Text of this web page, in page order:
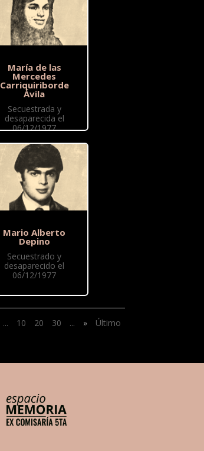
María de las
Mercedes
Carriquiriborde
Ávila
Secuestrada y
desaparecida el
06/12/1977
Mario Alberto
Depino
Secuestrado y
desaparecido el
06/12/1977
... 10 20 30 ... » Último